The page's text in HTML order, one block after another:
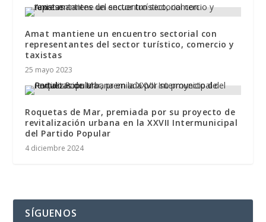
Amat mantiene un encuentro sectorial con
representantes del sector turístico, comercio y
taxistas
25 mayo 2023
Roquetas de Mar, premiada por su proyecto de
revitalización urbana en la XXVII Intermunicipal
del Partido Popular
4 diciembre 2024
SÍGUENOS